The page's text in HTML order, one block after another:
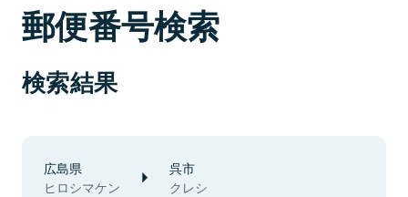
郵便番号検索
検索結果
広島県
ヒロシマケン
呉市
クレシ